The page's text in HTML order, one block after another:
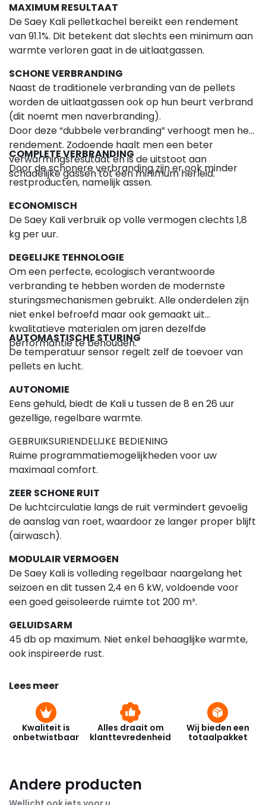
MAXIMUM RESULTAAT
De Saey Kali pelletkachel bereikt een rendement
van 91.1%. Dit betekent dat slechts een minimum aan
warmte verloren gaat in de uitlaatgassen.
SCHONE VERBRANDING
Naast de traditionele verbranding van de pellets
worden de uitlaatgassen ook op hun beurt verbrand
(dit noemt men naverbranding).
Door deze “dubbele verbranding” verhoogt men het
rendement. Zodoende haalt men een beter
verwarmingsresutaat en is de uitstoot aan
schadelijke gassen tot een minimum herleid.
COMPLETE VERBRANDING
Door de schonere verbranding zijn er ook minder
restproducten, namelijk assen.
ECONOMISCH
De Saey Kali verbruik op volle vermogen clechts 1,8
kg per uur.
DEGELIJKE TEHNOLOGIE
Om een perfecte, ecologisch verantwoorde
verbranding te hebben worden de modernste
sturingsmechanismen gebruikt. Alle onderdelen zijn
niet enkel befroefd maar ook gemaakt uit
kwalitatieve materialen om jaren dezelfde
performantie te behouden.
AUTOMASTISCHE STURING
De temperatuur sensor regelt zelf de toevoer van
pellets en lucht.
AUTONOMIE
Eens gehuld, biedt de Kali u tussen de 8 en 26 uur
gezellige, regelbare warmte.
GEBRUIKSURIENDELIJKE BEDIENING
Ruime programmatiemogelijkheden voor uw
maximaal comfort.
ZEER SCHONE RUIT
De luchtcirculatie langs de ruit vermindert gevoelig
de aanslag van roet, waardoor ze langer proper blijft
(airwasch).
MODULAIR VERMOGEN
De Saey Kali is volleding regelbaar naargelang het
seizoen en dit tussen 2,4 en 6 kW, voldoende voor
een goed geïsoleerde ruimte tot 200 m³.
GELUIDSARM
45 db op maximum. Niet enkel behaaglijke warmte,
ook inspireerde rust.
Lees meer
Kwaliteit is
onbetwistbaar
Alles draait om
klanttevredenheid
Wij bieden een
totaalpakket
Andere producten